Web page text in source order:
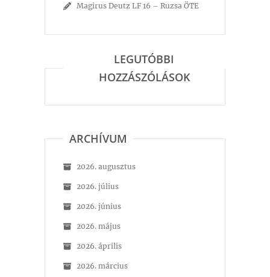
Magirus Deutz LF 16 – Ruzsa ÖTE
LEGUTÓBBI
HOZZÁSZÓLÁSOK
ARCHÍVUM
2026. augusztus
2026. július
2026. június
2026. május
2026. április
2026. március